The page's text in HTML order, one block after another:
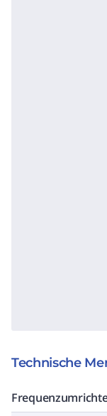
Technische